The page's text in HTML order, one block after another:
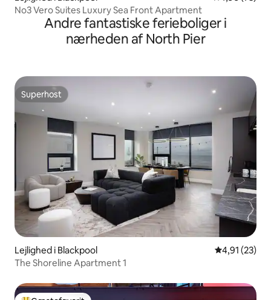
No3 Vero Suites Luxury Sea Front Apartment
Andre fantastiske ferieboliger i
nærheden af North Pier
Superhost
Superhost
Lejlighed i Blackpool 4,91 ud af 5
4,91 (23)
The Shoreline Apartment 1